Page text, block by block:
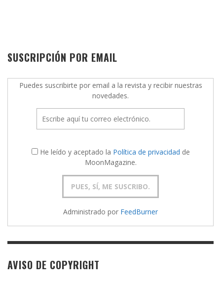
SUSCRIPCIÓN POR EMAIL
Puedes suscribirte por email a la revista y recibir nuestras
novedades.
He leído y aceptado la Política de privacidad de
MoonMagazine.
Administrado por FeedBurner
AVISO DE COPYRIGHT